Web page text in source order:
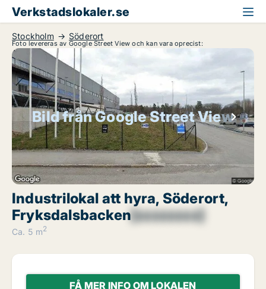
Verkstadslokaler.se
Stockholm Söderort
Foto levereras av Google Street View och kan vara oprecist:
Bild från Google Street View
Industrilokal att hyra, Söderort,
Fryksdalsbacken[xxxxxxxx]
Ca. 5 m2
FÅ MER INFO OM LOKALEN